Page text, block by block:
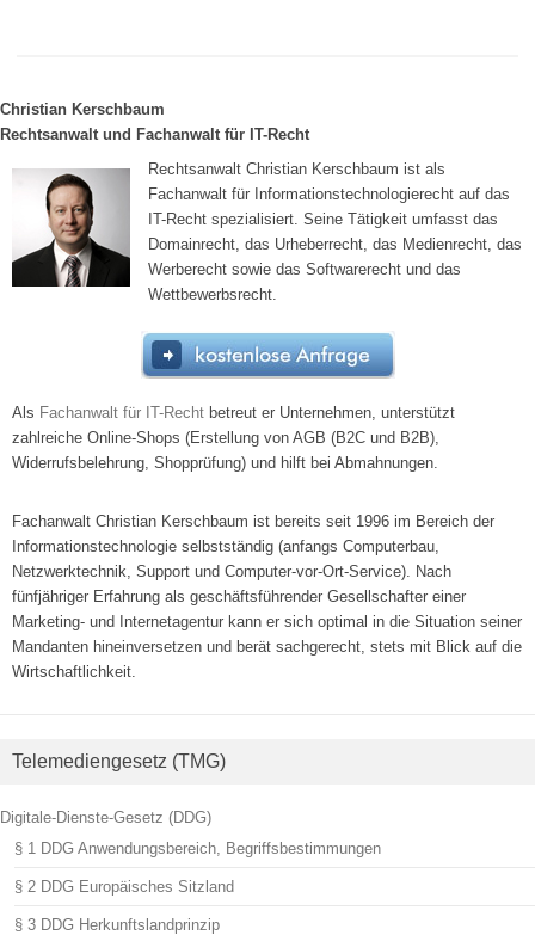
Christian Kerschbaum
Rechtsanwalt und Fachanwalt für IT-Recht
Rechtsanwalt Christian Kerschbaum ist als
Fachanwalt für Informationstechnologierecht auf das
IT-Recht spezialisiert. Seine Tätigkeit umfasst das
Domainrecht, das Urheberrecht, das Medienrecht, das
Werberecht sowie das Softwarerecht und das
Wettbewerbsrecht.
Als Fachanwalt für IT-Recht betreut er Unternehmen, unterstützt
zahlreiche Online-Shops (Erstellung von AGB (B2C und B2B),
Widerrufsbelehrung, Shopprüfung) und hilft bei Abmahnungen.
Fachanwalt Christian Kerschbaum ist bereits seit 1996 im Bereich der
Informationstechnologie selbstständig (anfangs Computerbau,
Netzwerktechnik, Support und Computer-vor-Ort-Service). Nach
fünfjähriger Erfahrung als geschäftsführender Gesellschafter einer
Marketing- und Internetagentur kann er sich optimal in die Situation seiner
Mandanten hineinversetzen und berät sachgerecht, stets mit Blick auf die
Wirtschaftlichkeit.
Telemediengesetz (TMG)
Digitale-Dienste-Gesetz (DDG)
§ 1 DDG Anwendungsbereich, Begriffsbestimmungen
§ 2 DDG Europäisches Sitzland
§ 3 DDG Herkunftslandprinzip